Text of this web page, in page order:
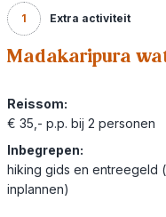
1 Extra activiteit
Madakaripura
Reissom:
€ 35,- p.p. bij 2 personen
Inbegrepen:
hiking gids en entreegeld
inplannen)